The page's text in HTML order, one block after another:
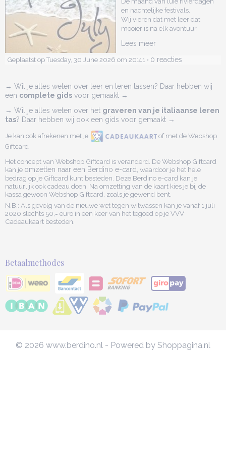
en nachtelijke festivals.
Wij vieren dat met leer dat
mooier is na elk avontuur.
Lees meer
Geplaatst op Tuesday, 30 June 2026 om 20:41 • 0 reacties
→ Wil je alles weten over leer en leren tassen? Daar hebben wij
een complete gids voor gemaakt →
→ Wil je alles weten over het graveren van je italiaanse leren
tas? Daar hebben wij ook een gids voor gemaakt →
Je kan ook afrekenen met je
of met de Webshop
Giftcard
Het concept van Webshop Giftcard is veranderd. De Webshop Giftcard
kan je omzetten naar een Berdino e-card, waardoor je het hele
bedrag op je Giftcard kunt besteden. Deze Berdino e-card kan je
natuurlijk ook cadeau doen. Na omzetting van de kaart kies je bij de
kassa gewoon Webshop Giftcard, zoals je gewend bent.
N.B.: Als gevolg van de nieuwe wet tegen witwassen kan je vanaf 1 juli
2020 slechts 50,= euro in een keer van het tegoed op je VVV
Cadeaukaart besteden.
Betaalmethodes
© 2026 www.berdino.nl - Powered by Shoppagina.nl